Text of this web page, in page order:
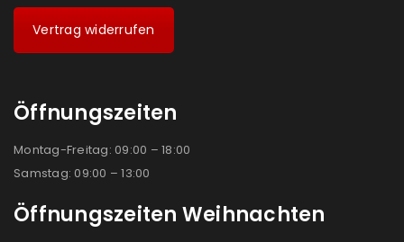
Vertrag widerrufen
Öffnungszeiten
Montag-Freitag: 09:00 – 18:00
Samstag: 09:00 – 13:00
Öffnungszeiten Weihnachten